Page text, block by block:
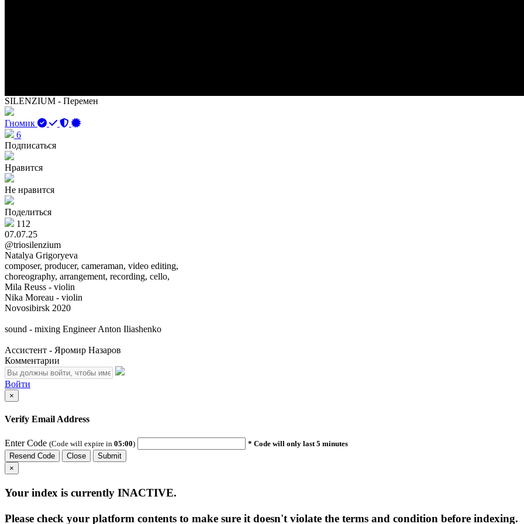
SILENZIUM - Перемен
Гномик
6
Подписаться
Нравится
Не нравится
Поделиться
112
07.07.25
@triosilenzium
Natalya Grigoryeva
composer, producer, cameraman, video editing,
choreography, arrangement, recording, cello,
Mila Reuss - violin
Nika Moreau - violin
Novosibirsk 2020
sound - mixing Engineer Anton Iliashenko
Ассистент - Яромир Назаров
Комментарии
Войти
×
Verify Email Address
Enter Code (Code will expire in 05:00)
* Code will only last 5 minutes
Resend Code
Close
Submit
×
Your index is currently INACTIVE.
Please check your platform contents to make sure it doesn't violate the terms and condition before indexing.